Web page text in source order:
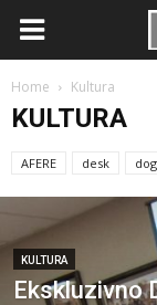
Home Kultura
KULTURA
AFERE desk
KULTURA
Ekskluzivno